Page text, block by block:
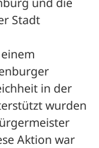
Stadt
in der
wurden
Aktion war